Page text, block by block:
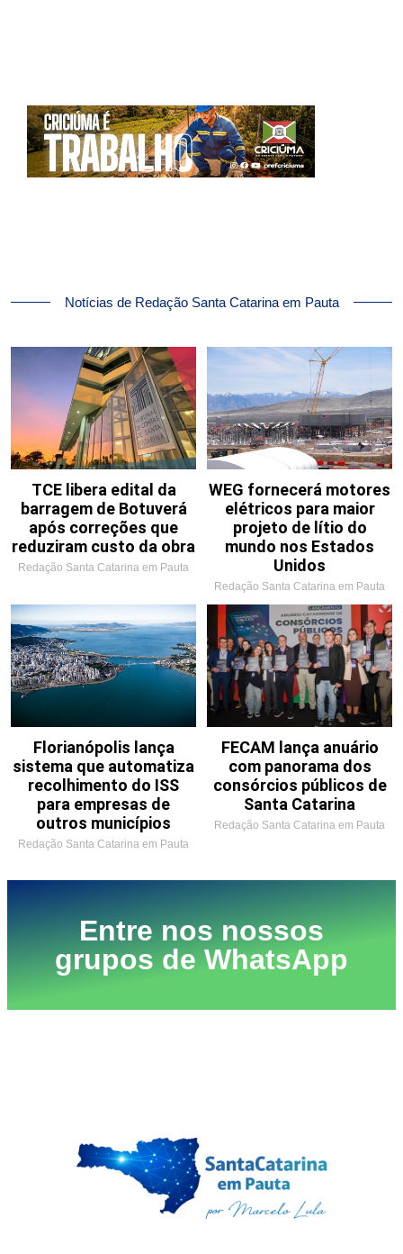
Notícias de Redação Santa Catarina em Pauta
TCE libera edital da
barragem de Botuverá
após correções que
reduziram custo da obra
Redação Santa Catarina em Pauta
WEG fornecerá motores
elétricos para maior
projeto de lítio do
mundo nos Estados
Unidos
Redação Santa Catarina em Pauta
Florianópolis lança
sistema que automatiza
recolhimento do ISS
para empresas de
outros municípios
Redação Santa Catarina em Pauta
FECAM lança anuário
com panorama dos
consórcios públicos de
Santa Catarina
Redação Santa Catarina em Pauta
Entre nos nossos
grupos de WhatsApp